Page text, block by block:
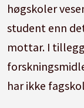
høgskoler
student enn
mottar. I
har ikke